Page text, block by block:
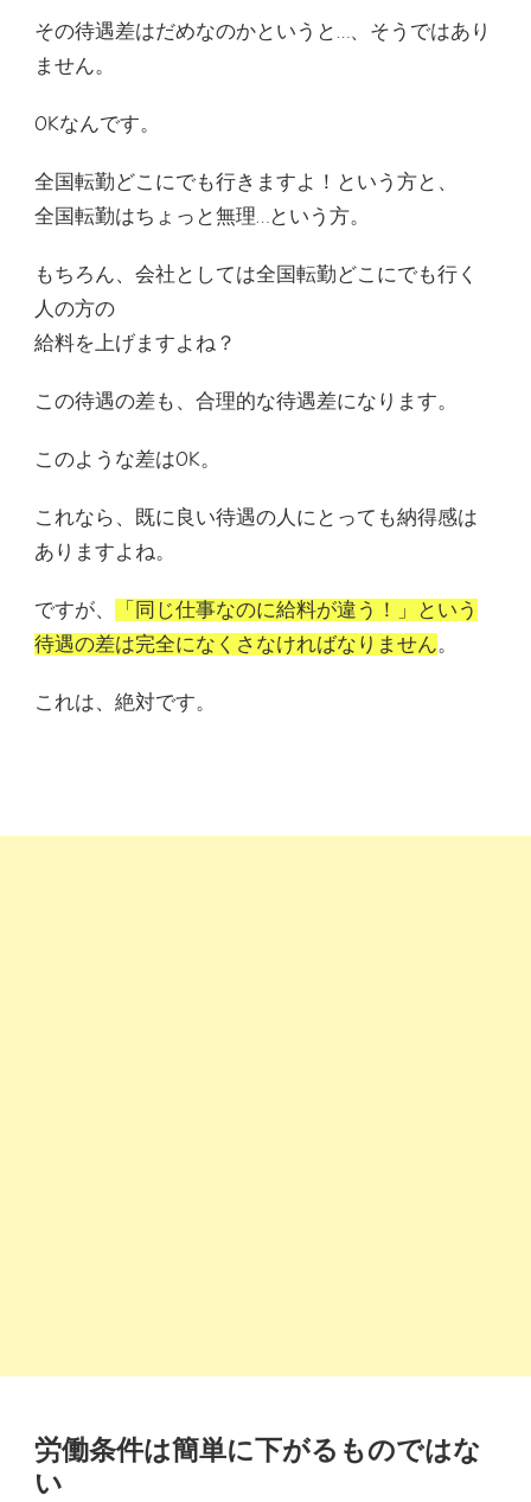
その待遇差はだめなのかというと…、そうではあり
ません。
OKなんです。
全国転勤どこにでも行きますよ！という方と、
全国転勤はちょっと無理…という方。
もちろん、会社としては全国転勤どこにでも行く
人の方の
給料を上げますよね？
この待遇の差も、合理的な待遇差になります。
このような差はOK。
これなら、既に良い待遇の人にとっても納得感は
ありますよね。
ですが、
「同じ仕事なのに給料が違う！」という
待遇の差は完全になくさなければなりません。
これは、絶対です。
労働条件は簡単に下がるものではな
い